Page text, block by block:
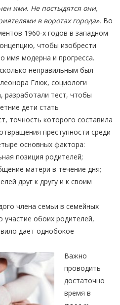
ими. Не постыдятся они,
в воротах города». Во
1960-х годов в западном
чтобы изобрести
имя модерна и прогресса.
неправильным был
Глюк, социологи
разработали тест, чтобы
дети стать
точность которого составила
преступности среди
основных фактора:
позиция родителей;
матери в течение дня;
друг к другу и к своим
члена семьи в семейных
обоих родителей,
дает однобокое
Важно
проводить
достаточно
время в